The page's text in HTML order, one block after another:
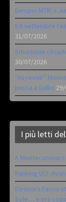
Europei MTB: a
Il 6 settembre
31/07/2026
Situazione
30/07/2026
“Au revoir”
passa a Gallio
I più letti
A
Ranking UCI:
Eleonora Farina
Sole… e ora